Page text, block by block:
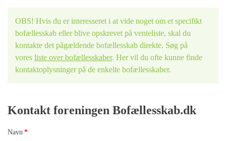
OBS! Hvis du er interesseret i at vide noget om et specifikt
bofællesskab eller blive opskrevet på venteliste, skal du
kontakte det pågældende bofællesskab direkte. Søg på
vores liste over bofællesskaber. Her vil du ofte kunne finde
kontaktoplysninger på de enkelte bofællesskaber.
Kontakt foreningen Bofællesskab.dk
Navn *